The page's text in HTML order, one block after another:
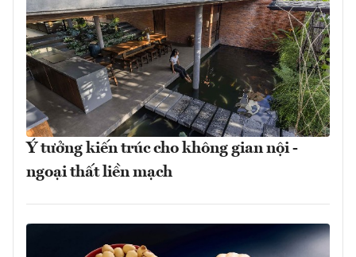
Ý tưởng kiến trúc cho không gian nội -
ngoại thất liền mạch